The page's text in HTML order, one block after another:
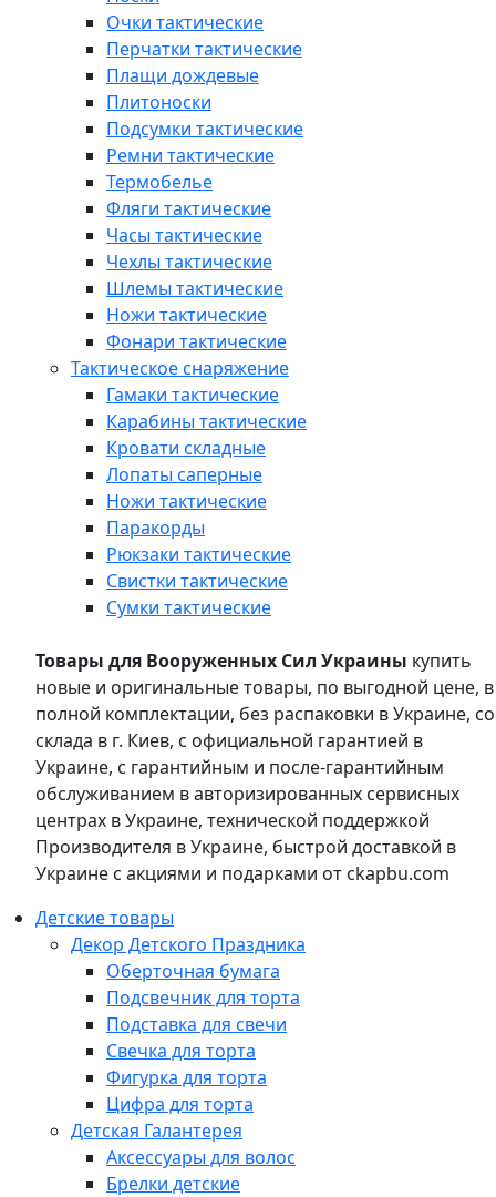
Очки тактические
Перчатки тактические
Плащи дождевые
Плитоноски
Подсумки тактические
Ремни тактические
Термобелье
Фляги тактические
Часы тактические
Чехлы тактические
Шлемы тактические
Ножи тактические
Фонари тактические
Тактическое снаряжение
Гамаки тактические
Карабины тактические
Кровати складные
Лопаты саперные
Ножи тактические
Паракорды
Рюкзаки тактические
Свистки тактические
Сумки тактические
Товары для Вооруженных Сил Украины купить
новые и оригинальные товары, по выгодной цене, в
полной комплектации, без распаковки в Украине, со
склада в г. Киев, с официальной гарантией в
Украине, с гарантийным и после-гарантийным
обслуживанием в авторизированных сервисных
центрах в Украине, технической поддержкой
Производителя в Украине, быстрой доставкой в
Украине с акциями и подарками от ckapbu.com
Детские товары
Декор Детского Праздника
Оберточная бумага
Подсвечник для торта
Подставка для свечи
Свечка для торта
Фигурка для торта
Цифра для торта
Детская Галантерея
Аксессуары для волос
Брелки детские